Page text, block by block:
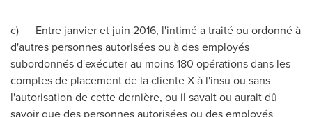
c) Entre janvier et juin 2016, l'intimé a traité ou ordonné à
d'autres personnes autorisées ou à des employés
subordonnés d'exécuter au moins 180 opérations dans les
comptes de placement de la cliente X à l'insu ou sans
l'autorisation de cette dernière, ou il savait ou aurait dû